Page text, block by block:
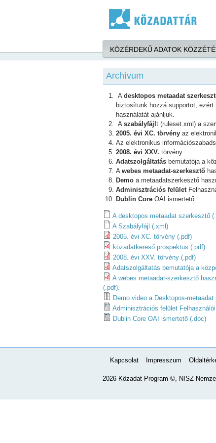
KÖZÉRDEKŰ ADATOK
Archívum
A desktopos metaadat
biztosítunk hozzá supportot,
használatát ajánljuk.
A szabályfájl t (ruleset.xml) a
2005. évi XC. törvény az
Az elektronikus
2008. évi XXV. törvény
Adatszolgáltatás bemutatója a
A webes metaadat-szerkesztő
Demo a metaadatszerkesztő
Adminisztrációs felület
Dublin Core OAI ismertető
A desktopos metaadat szerkesztő
A Szabályfájl (.xml)
2005. évi XC. törvény (.pdf)
közadatkereső prospektus (.pdf)
2008. évi XXV. törvény (.pdf)
Adatszolgáltatás bemutatója a
A webes metaadat-szerkesztő
(.pdf).
Demo video a Desktopos-
Adminisztrációs felület
Dublin Core OAI ismertető (.doc)
Kapcsolat Impresszum
2026 Közadat Program ©, NISZ